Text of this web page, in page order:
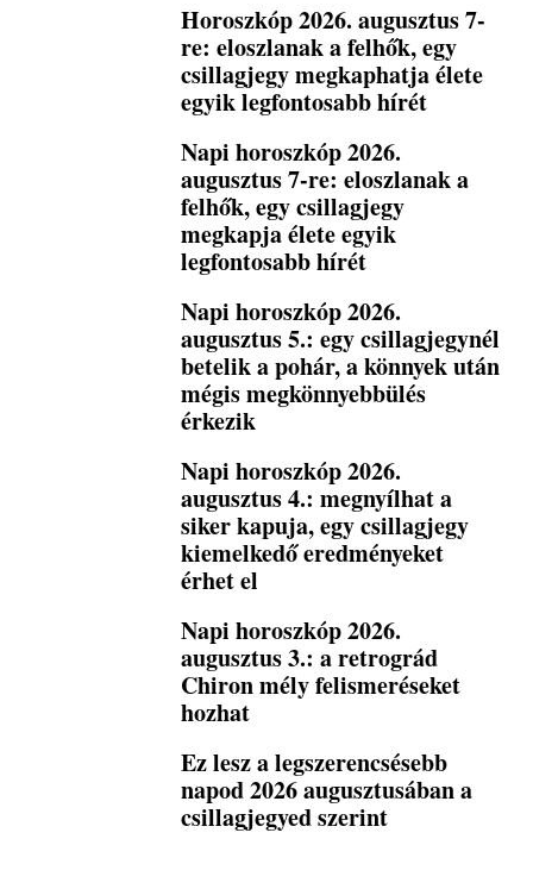
Horoszkóp 2026. augusztus 7-
re: eloszlanak a felhők, egy
csillagjegy megkaphatja élete
egyik legfontosabb hírét
Napi horoszkóp 2026.
augusztus 7-re: eloszlanak a
felhők, egy csillagjegy
megkapja élete egyik
legfontosabb hírét
Napi horoszkóp 2026.
augusztus 5.: egy csillagjegynél
betelik a pohár, a könnyek után
mégis megkönnyebbülés
érkezik
Napi horoszkóp 2026.
augusztus 4.: megnyílhat a
siker kapuja, egy csillagjegy
kiemelkedő eredményeket
érhet el
Napi horoszkóp 2026.
augusztus 3.: a retrográd
Chiron mély felismeréseket
hozhat
Ez lesz a legszerencsésebb
napod 2026 augusztusában a
csillagjegyed szerint